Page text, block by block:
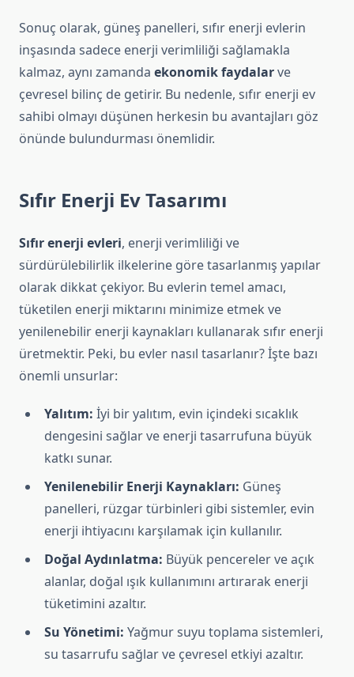
Sonuç olarak, güneş panelleri, sıfır enerji evlerin
inşasında sadece enerji verimliliği sağlamakla
kalmaz, aynı zamanda ekonomik faydalarve
çevresel bilinç de getirir. Bu nedenle, sıfır enerji ev
sahibi olmayı düşünen herkesin bu avantajları göz
önünde bulundurması önemlidir.
Sıfır Enerji Ev Tasarımı
Sıfır enerji evleri, enerji verimliliği ve
sürdürülebilirlik ilkelerine göre tasarlanmış yapılar
olarak dikkat çekiyor. Bu evlerin temel amacı,
tüketilen enerji miktarını minimize etmek ve
yenilenebilir enerji kaynakları kullanarak sıfır enerji
üretmektir. Peki, bu evler nasıl tasarlanır? İşte bazı
önemli unsurlar:
Yalıtım: İyi bir yalıtım, evin içindeki sıcaklık
dengesini sağlar ve enerji tasarrufuna büyük
katkı sunar.
Yenilenebilir Enerji Kaynakları: Güneş
panelleri, rüzgar türbinleri gibi sistemler, evin
enerji ihtiyacını karşılamak için kullanılır.
Doğal Aydınlatma: Büyük pencereler ve açık
alanlar, doğal ışık kullanımını artırarak enerji
tüketimini azaltır.
Su Yönetimi: Yağmur suyu toplama sistemleri,
su tasarrufu sağlar ve çevresel etkiyi azaltır.